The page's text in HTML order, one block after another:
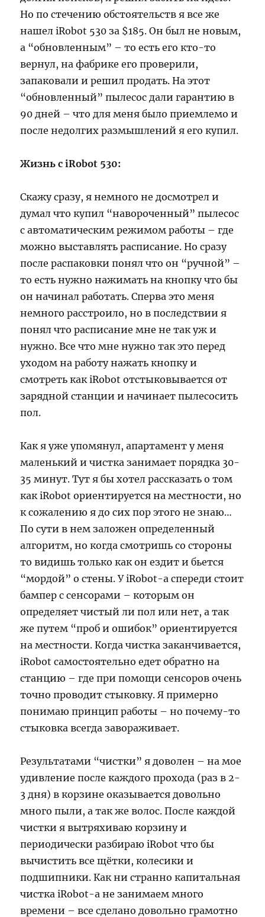
Но по стечению обстоятельств я все же
нашел iRobot 530 за $185. Он был не новым,
а “обновленным” – то есть его кто-то
вернул, на фабрике его проверили,
запаковали и решил продать. На этот
“обновленный” пылесос дали гарантию в
90 дней – что для меня было приемлемо и
после недолгих размышлений я его купил.
Жизнь с iRobot 530:
Скажу сразу, я немного не досмотрел и
думал что купил “навороченный” пылесос
с автоматическим режимом работы – где
можно выставлять расписание. Но сразу
после распаковки понял что он “ручной” –
то есть нужно нажимать на кнопку что бы
он начинал работать. Сперва это меня
немного расстроило, но в последствии я
понял что расписание мне не так уж и
нужно. Все что мне нужно так это перед
уходом на работу нажать кнопку и
смотреть как iRobot отстыковывается от
зарядной станции и начинает пылесосить
пол.
Как я уже упомянул, апартамент у меня
маленький и чистка занимает порядка 30-
35 минут. Тут я бы хотел рассказать о том
как iRobot ориентируется на местности, но
к сожалению я до сих пор этого не знаю…
По сути в нем заложен определенный
алгоритм, но когда смотришь со стороны
то видишь только как он ездит и бьется
“мордой” о стены. У iRobot-а спереди стоит
бампер с сенсорами – которым он
определяет чистый ли пол или нет, а так
же путем “проб и ошибок” ориентируется
на местности. Когда чистка заканчивается,
iRobot самостоятельно едет обратно на
станцию – где при помощи сенсоров очень
точно проводит стыковку. Я примерно
понимаю принцип работы – но почему-то
стыковка всегда завораживает.
Результатами “чистки” я доволен – на мое
удивление после каждого прохода (раз в 2-
3 дня) в корзине оказывается довольно
много пыли, а так же волос. После каждой
чистки я вытряхиваю корзину и
периодически разбираю iRobot что бы
вычистить все щётки, колесики и
подшипники. Как ни странно капитальная
чистка iRobot-а не занимаем много
времени – все сделано довольно грамотно